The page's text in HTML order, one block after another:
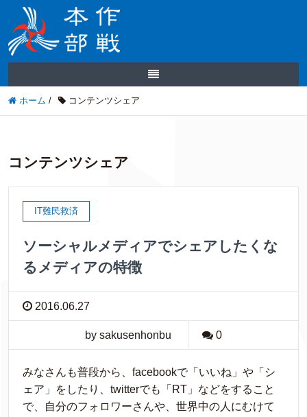
ホーム / コンテンツシェア
コンテンツシェア
IT難民救済
ソーシャルメディアでシェアしたくな
るメディアの特徴
2016.06.27
by sakusenhonbu 0
みなさんも普段から、facebookで「いいね」や「シ
ェア」をしたり、twitterでも「RT」などをすること
で、自分のフォロワーさんや、世界中の人にむけて